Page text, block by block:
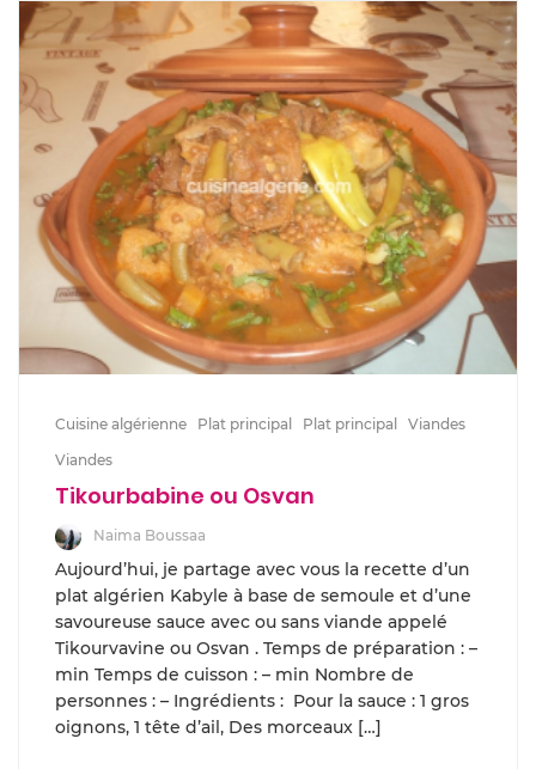
Cuisine algérienne Plat principal Plat principal
Viandes
Viandes
Tikourbabine ou Osvan
Naima Boussaa
Aujourd’hui, je partage avec vous la recette d’un
plat algérien Kabyle à base de semoule et d’une
savoureuse sauce avec ou sans viande appelé
Tikourvavine ou Osvan . Temps de préparation : –
min Temps de cuisson : – min Nombre de
personnes : – Ingrédients : Pour la sauce : 1 gros
oignons, 1 tête d’ail, Des morceaux […]